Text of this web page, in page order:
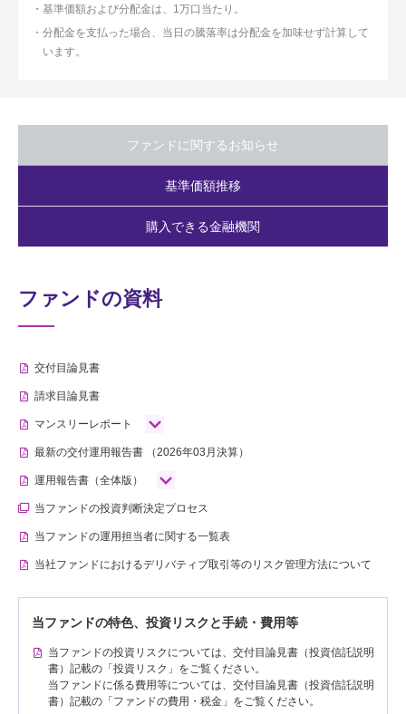
基準価額および分配金は、1万口当たり。
分配金を支払った場合、当日の騰落率は分配金を加味せず計算して
います。
ファンドに関するお知らせ
基準価額推移
購入できる金融機関
ファンドの資料
交付目論見書
請求目論見書
マンスリーレポート
最新の交付運用報告書 （2026年03月決算）
運用報告書（全体版）
当ファンドの投資判断決定プロセス
当ファンドの運用担当者に関する一覧表
当社ファンドにおけるデリバティブ取引等のリスク管理方法について
当ファンドの特色、投資リスクと手続・費用等
当ファンドの投資リスクについては、交付目論見書（投資信託説明
書）記載の「投資リスク」をご覧ください。
当ファンドに係る費用等については、交付目論見書（投資信託説明
書）記載の「ファンドの費用・税金」をご覧ください。